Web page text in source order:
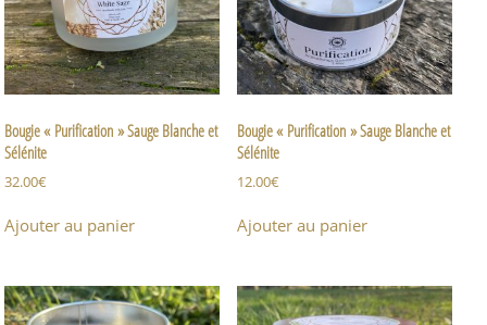
Bougie « Purification » Sauge Blanche et
Sélénite
32.00€
Ajouter au panier
Bougie « Purification » Sauge Blanche et
Sélénite
12.00€
Ajouter au panier